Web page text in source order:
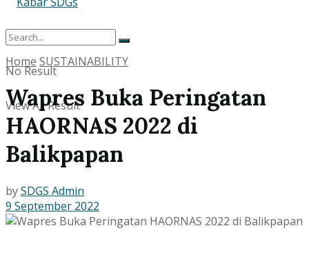
No Result
View All Result
Home SUSTAINABILITY
Wapres Buka Peringatan
HAORNAS 2022 di
Balikpapan
bySDGS Admin
9 September 2022